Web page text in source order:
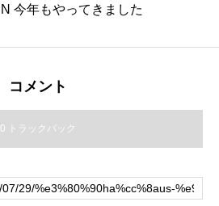
N 今年もやってきました
コメント
0 トラックバック